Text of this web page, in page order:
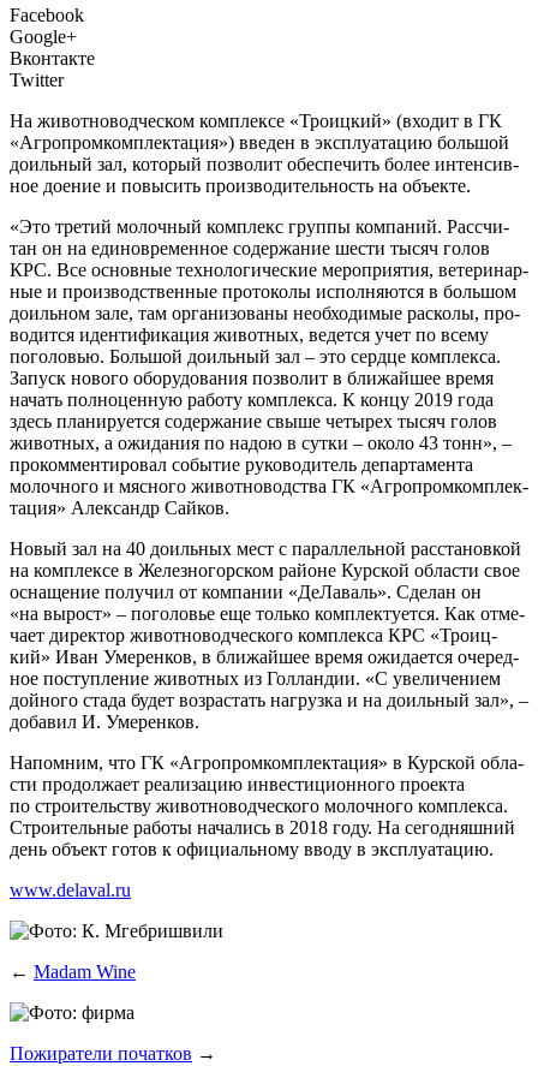
Facebook
Google+
Вконтакте
Twitter
На живот­но­вод­че­ском ком­плек­се «Тро­иц­кий» (вхо­дит в ГК
«Агро­пром­ком­плек­та­ция») вве­ден в экс­плу­а­та­цию боль­шой
доиль­ный зал, кото­рый поз­во­лит обес­пе­чить более интен­сив­
ное дое­ние и повы­сить про­из­во­ди­тель­ность на объекте.
«Это тре­тий молоч­ный ком­плекс груп­пы ком­па­ний. Рас­счи­
тан он на еди­но­вре­мен­ное содер­жа­ние шести тысяч голов
КРС. Все основ­ные тех­но­ло­ги­че­ские меро­при­я­тия, вете­ри­нар­
ные и про­из­вод­ствен­ные про­то­ко­лы испол­ня­ют­ся в боль­шом
доиль­ном зале, там орга­ни­зо­ва­ны необ­хо­ди­мые рас­ко­лы, про­
во­дит­ся иден­ти­фи­ка­ция живот­ных, ведет­ся учет по все­му
пого­ло­вью. Боль­шой доиль­ный зал – это серд­це ком­плек­са.
Запуск ново­го обо­ру­до­ва­ния поз­во­лит в бли­жай­шее вре­мя
начать пол­но­цен­ную рабо­ту ком­плек­са. К кон­цу 2019 года
здесь пла­ни­ру­ет­ся содер­жа­ние свы­ше четы­рех тысяч голов
живот­ных, а ожи­да­ния по надою в сут­ки – око­ло 43 тонн», –
про­ком­мен­ти­ро­вал собы­тие руко­во­ди­тель депар­та­мен­та
молоч­но­го и мяс­но­го живот­но­вод­ства ГК «Агро­пром­ком­плек­
та­ция» Алек­сандр Сайков.
Новый зал на 40 доиль­ных мест с парал­лель­ной рас­ста­нов­кой
на ком­плек­се в Желез­но­гор­ском рай­оне Кур­ской обла­сти свое
осна­ще­ние полу­чил от ком­па­нии «ДеЛа­валь». Сде­лан он
«на вырост» – пого­ло­вье еще толь­ко ком­плек­ту­ет­ся. Как отме­
ча­ет дирек­тор живот­но­вод­че­ско­го ком­плек­са КРС «Тро­иц­
кий» Иван Уме­рен­ков, в бли­жай­шее вре­мя ожи­да­ет­ся оче­ред­
ное поступ­ле­ние живот­ных из Гол­лан­дии. «С уве­ли­че­ни­ем
дой­но­го ста­да будет воз­рас­тать нагруз­ка и на доиль­ный зал», –
доба­вил И. Умеренков.
Напом­ним, что ГК «Агро­пром­ком­плек­та­ция» в Кур­ской обла­
сти про­дол­жа­ет реа­ли­за­цию инве­сти­ци­он­но­го про­ек­та
по стро­и­тель­ству живот­но­вод­че­ско­го молоч­но­го ком­плек­са.
Стро­и­тель­ные рабо­ты нача­лись в 2018 году. На сего­дняш­ний
день объ­ект готов к офи­ци­аль­но­му вво­ду в эксплуатацию.
www.delaval.ru
← Madam Wine
Пожиратели початков →